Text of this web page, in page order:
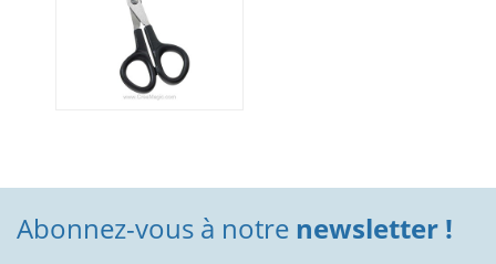
Abonnez-vous à notre newsletter !